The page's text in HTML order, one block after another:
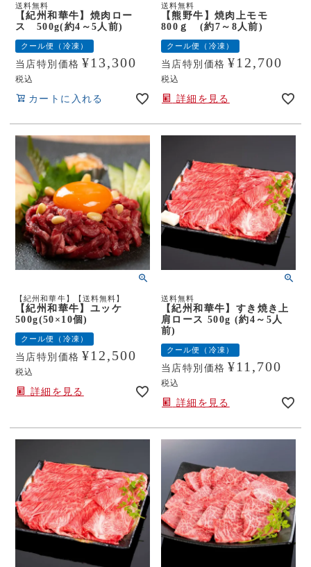
送料無料
【紀州和華牛】焼肉ロー
ス 500g(約4～5人前)
クール便（冷凍）
当店特別価格 ¥13,300
税込
カートに入れる
送料無料
【熊野牛】焼肉上モモ
800ｇ (約7～8人前)
クール便（冷凍）
当店特別価格 ¥12,700
税込
詳細を見る
【紀州和華牛】【送料無料】
【紀州和華牛】ユッケ
500g(50×10個)
クール便（冷凍）
当店特別価格 ¥12,500
税込
詳細を見る
送料無料
【紀州和華牛】すき焼き上
肩ロース 500g (約4～5人
前)
クール便（冷凍）
当店特別価格 ¥11,700
税込
詳細を見る